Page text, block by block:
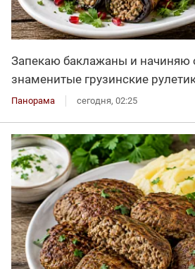
Запекаю баклажаны и начиняю
знаменитые грузинские
Панорама сегодня, 02:25